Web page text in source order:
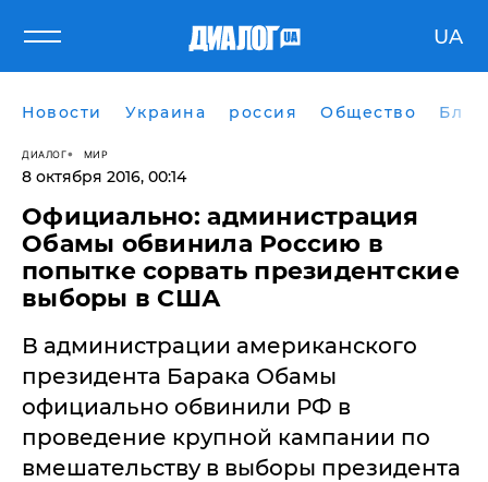
UA
Новости Украина россия Общество
ДИАЛОГ МИР
8 октября 2016, 00:14
Официально: администрация
Обамы обвинила Россию в
попытке сорвать президентские
выборы в США
В администрации американского
президента Барака Обамы
официально обвинили РФ в
проведение крупной кампании по
вмешательству в выборы президента